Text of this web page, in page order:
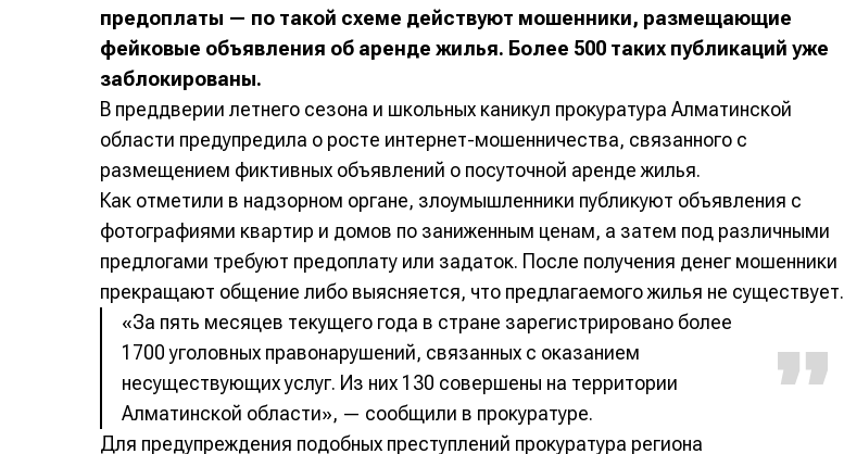
предоплаты — по такой схеме действуют мошенники, размещающие
фейковые объявления об аренде жилья. Более 500 таких публикаций уже
заблокированы.
В преддверии летнего сезона и школьных каникул прокуратура Алматинской
области предупредила о росте интернет-мошенничества, связанного с
размещением фиктивных объявлений о посуточной аренде жилья.
Как отметили в надзорном органе, злоумышленники публикуют объявления с
фотографиями квартир и домов по заниженным ценам, а затем под различными
предлогами требуют предоплату или задаток. После получения денег мошенники
прекращают общение либо выясняется, что предлагаемого жилья не существует.
«За пять месяцев текущего года в стране зарегистрировано более
1700 уголовных правонарушений, связанных с оказанием
несуществующих услуг. Из них 130 совершены на территории
Алматинской области», — сообщили в прокуратуре.
Для предупреждения подобных преступлений прокуратура региона